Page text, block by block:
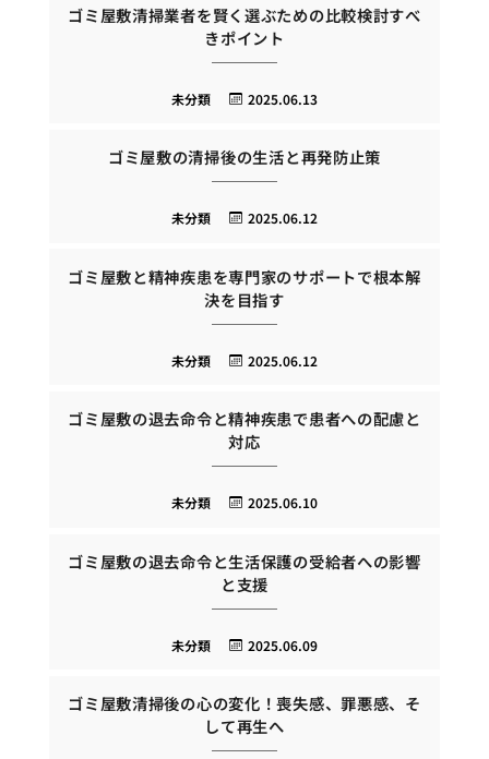
ゴミ屋敷清掃業者を賢く選ぶための比較検討すべ
きポイント
2025.06.13
未分類
ゴミ屋敷の清掃後の生活と再発防止策
2025.06.12
未分類
ゴミ屋敷と精神疾患を専門家のサポートで根本解
決を目指す
2025.06.12
未分類
ゴミ屋敷の退去命令と精神疾患で患者への配慮と
対応
2025.06.10
未分類
ゴミ屋敷の退去命令と生活保護の受給者への影響
と支援
2025.06.09
未分類
ゴミ屋敷清掃後の心の変化！喪失感、罪悪感、そ
して再生へ